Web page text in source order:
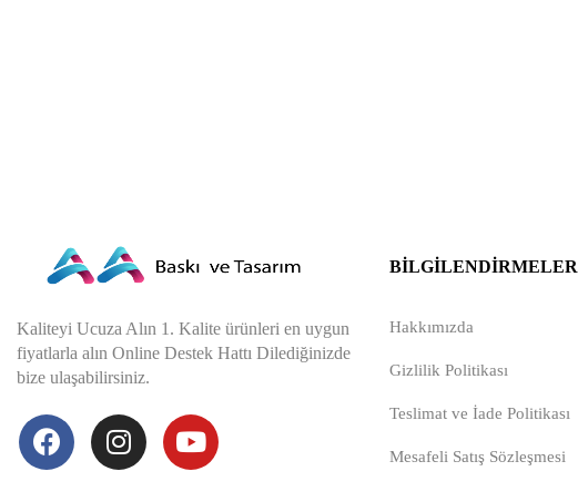
Kaliteyi Ucuza Alın 1. Kalite ürünleri en uygun
fiyatlarla alın Online Destek Hattı Dilediğinizde
bize ulaşabilirsiniz.
BILGILENDIRMELER
Hakkımızda
Gizlilik Politikası
Teslimat ve İade Politikası
Mesafeli Satış Sözleşmesi